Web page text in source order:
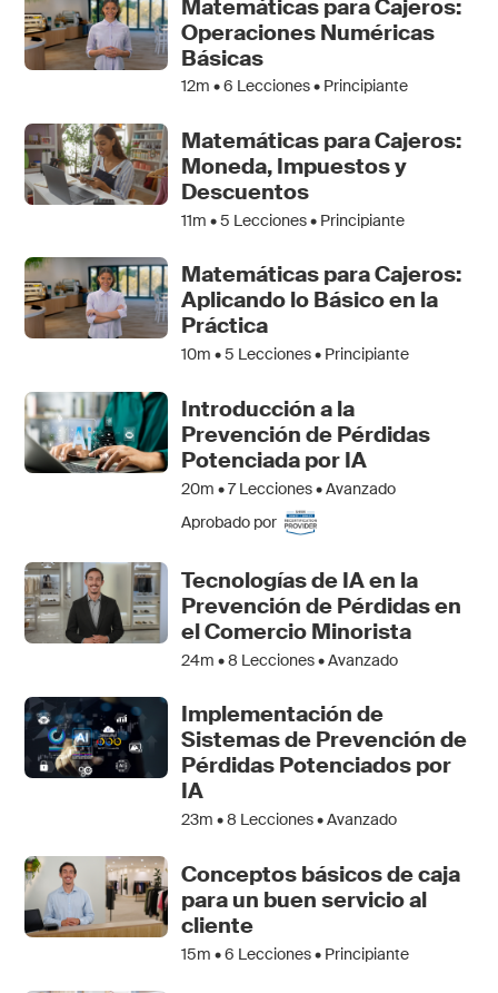
Matemáticas para Cajeros:
Operaciones Numéricas
Básicas
12m •6 Lecciones • Principiante
Matemáticas para Cajeros:
Moneda, Impuestos y
Descuentos
11m •5 Lecciones • Principiante
Matemáticas para Cajeros:
Aplicando lo Básico en la
Práctica
10m •5 Lecciones • Principiante
Introducción a la
Prevención de Pérdidas
Potenciada por IA
20m •7Lecciones • Avanzado
Aprobado por
Tecnologías de IA en la
Prevención de Pérdidas en
el Comercio Minorista
24m •8 Lecciones • Avanzado
Implementación de
Sistemas de Prevención de
Pérdidas Potenciados por
IA
23m •8 Lecciones • Avanzado
Conceptos básicos de caja
para un buen servicio al
cliente
15m •6 Lecciones • Principiante